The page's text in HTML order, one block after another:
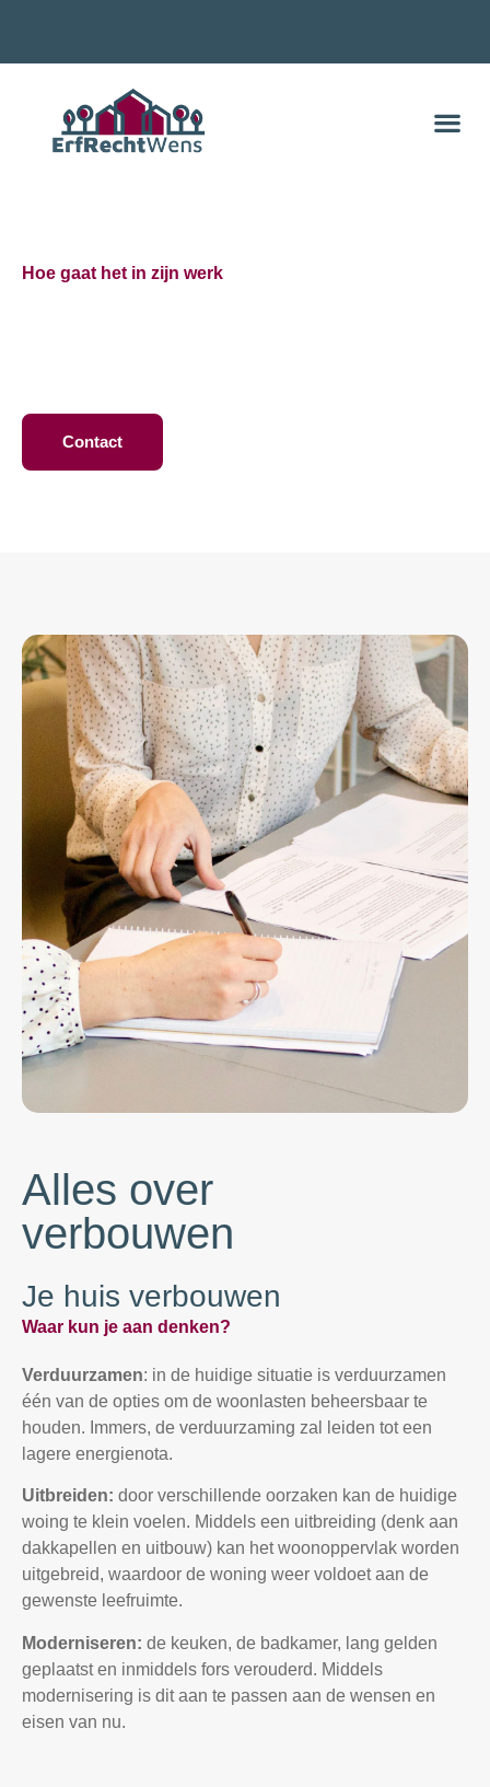
Hoe gaat het in zijn werk
Contact
Alles over
verbouwen
Je huis verbouwen
Waar kun je aan denken?
Verduurzamen: in de huidige situatie is verduurzamen
één van de opties om de woonlasten beheersbaar te
houden. Immers, de verduurzaming zal leiden tot een
lagere energienota.
Uitbreiden: door verschillende oorzaken kan de huidige
woing te klein voelen. Middels een uitbreiding (denk aan
dakkapellen en uitbouw) kan het woonoppervlak worden
uitgebreid, waardoor de woning weer voldoet aan de
gewenste leefruimte.
Moderniseren: de keuken, de badkamer, lang gelden
geplaatst en inmiddels fors verouderd. Middels
modernisering is dit aan te passen aan de wensen en
eisen van nu.